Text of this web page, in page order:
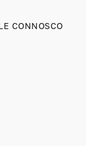
CONNOSCO